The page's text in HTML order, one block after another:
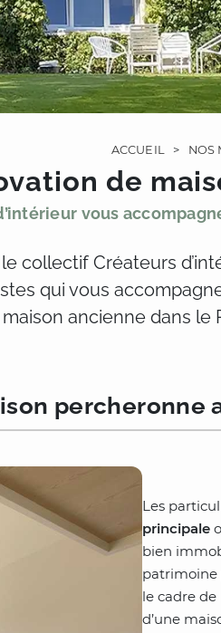
ACCUEIL > NOS
de
vous
collectif Créateurs
qui vous
ancienne dans le
percheronne
Les
principale
bien
patrimoine
le cadre de
d’une